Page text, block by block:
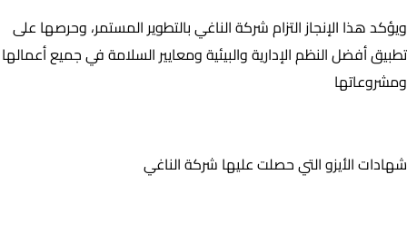
ويؤكد هذا الإنجاز التزام شركة الناغي بالتطوير المستمر، وحرصها على
تطبيق أفضل النظم الإدارية والبيئية ومعايير السلامة في جميع أعمالها
ومشروعاتها
شهادات الأيزو التي حصلت عليها شركة الناغي